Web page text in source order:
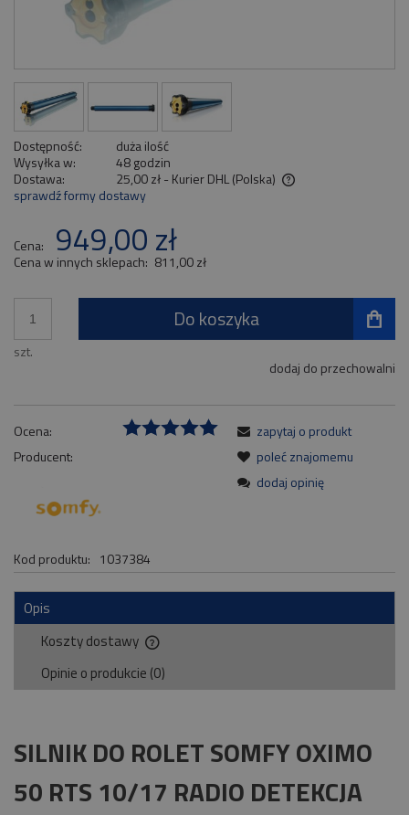
Dostępność:
duża ilość
Wysyłka w:
48 godzin
Dostawa:
25,00 zł - Kurier DHL (Polska)
Cena nie zawiera ewentualnych kosztów płatności
sprawdź formy dostawy
Cena: 949,00 zł
Cena w innych sklepach: 811,00 zł
szt.
Do koszyka
dodaj do przechowalni
Ocena:
Producent:
Kod produktu: 1037384
zapytaj o produkt
poleć znajomemu
dodaj opinię
Opis
Koszty dostawy
Cena nie zawiera ewentualnych kosztów płatności
Opinie o produkcie (0)
SILNIK DO ROLET SOMFY OXIMO
50 RTS 10/17 RADIO DETEKCJA